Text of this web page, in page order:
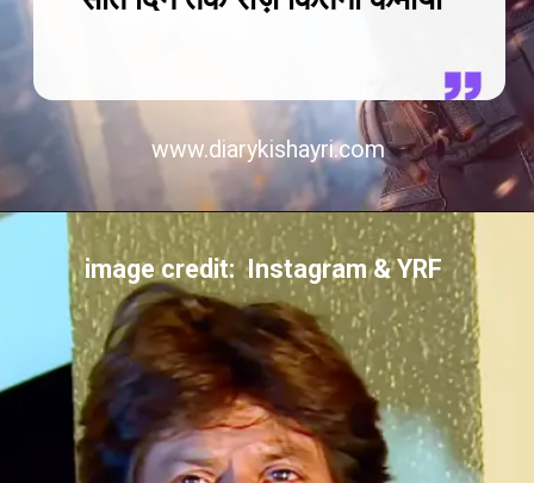
www.diarykishayri.com
image credit: Instagram & YRF